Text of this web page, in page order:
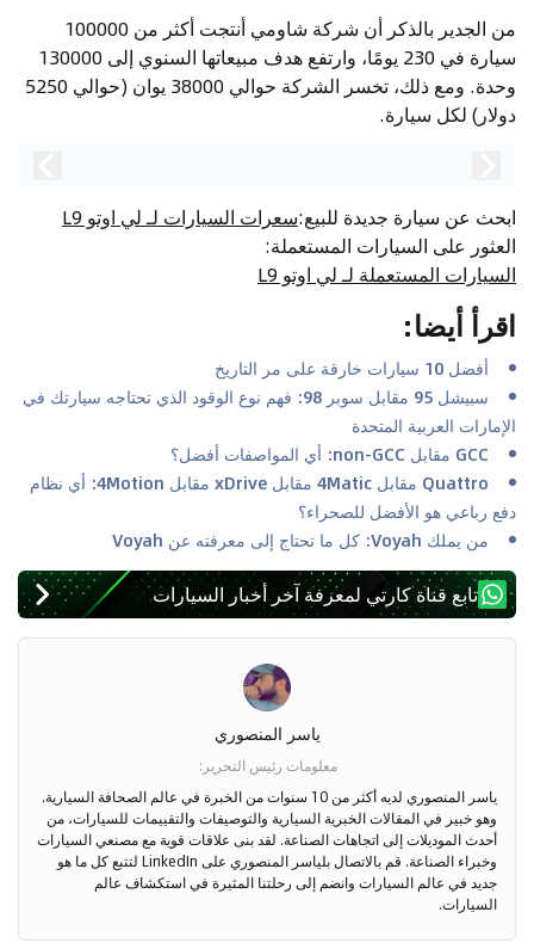
من الجدير بالذكر أن شركة شاومي أنتجت أكثر من 100000
سيارة في 230 يومًا، وارتفع هدف مبيعاتها السنوي إلى 130000
وحدة. ومع ذلك، تخسر الشركة حوالي 38000 يوان (حوالي 5250
دولار) لكل سيارة.
ابحث عن سيارة جديدة للبيع:سعرات السيارات لـ لي اوتو L9
العثور على السيارات المستعملة:
السيارات المستعملة لـ لي اوتو L9
اقرأ أيضا:
أفضل 10 سيارات خارقة على مر التاريخ
سبيشل 95 مقابل سوبر 98: فهم نوع الوقود الذي تحتاجه سيارتك في
الإمارات العربية المتحدة
GCC مقابل non-GCC: أي المواصفات أفضل؟
Quattro مقابل 4Matic مقابل xDrive مقابل 4Motion: أي نظام
دفع رباعي هو الأفضل للصحراء؟
من يملك Voyah: كل ما تحتاج إلى معرفته عن Voyah
تابع قناة كارتي لمعرفة آخر أخبار السيارات
ياسر المنصوري
معلومات رئيس التحرير :
ياسر المنصوري لديه أكثر من 10 سنوات من الخبرة في عالم الصحافة السيارية.
وهو خبير في المقالات الخبرية السيارية والتوصيفات والتقييمات للسيارات، من
أحدث الموديلات إلى اتجاهات الصناعة. لقد بنى علاقات قوية مع مصنعي السيارات
وخبراء الصناعة. قم بالاتصال بلياسر المنصوري على LinkedIn لتتبع كل ما هو
جديد في عالم السيارات وانضم إلى رحلتنا المثيرة في استكشاف عالم
السيارات.